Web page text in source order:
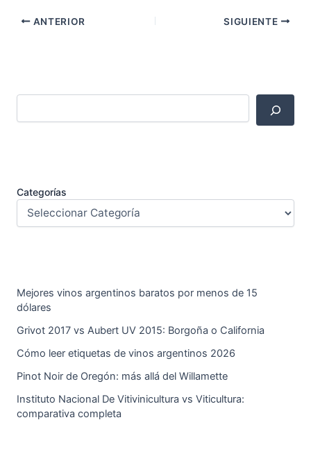
ANTERIOR SIGUIENTE
Categorías
Mejores vinos argentinos baratos por menos de 15
dólares
Grivot 2017 vs Aubert UV 2015: Borgoña o California
Cómo leer etiquetas de vinos argentinos 2026
Pinot Noir de Oregón: más allá del Willamette
Instituto Nacional De Vitivinicultura vs Viticultura:
comparativa completa